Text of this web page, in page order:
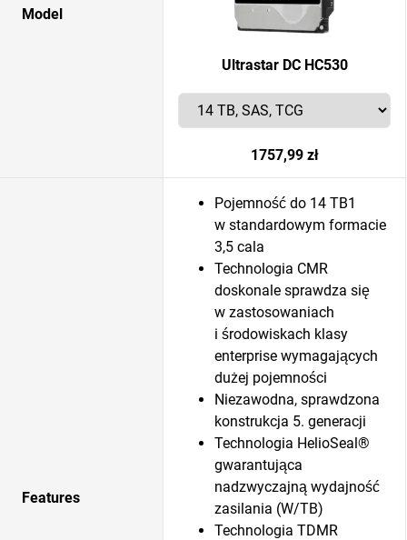
Model
Ultrastar DC HC530
1757,99 zł
Features
Pojemność do 14 TB1
w standardowym formacie
3,5 cala
Technologia CMR
doskonale sprawdza się
w zastosowaniach
i środowiskach klasy
enterprise wymagających
dużej pojemności
Niezawodna, sprawdzona
konstrukcja 5. generacji
Technologia HelioSeal®
gwarantująca
nadzwyczajną wydajność
zasilania (W/TB)
Technologia TDMR